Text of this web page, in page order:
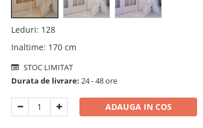
Leduri: 128
Inaltime: 170 cm
STOC LIMITAT
Durata de livrare: 24 - 48 ore
ADAUGA IN COS